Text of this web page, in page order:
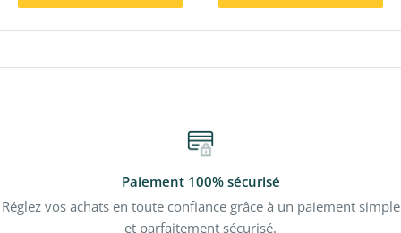
Paiement 100% sécurisé
Réglez vos achats en toute confiance grâce à un paiement simple
et parfaitement sécurisé.